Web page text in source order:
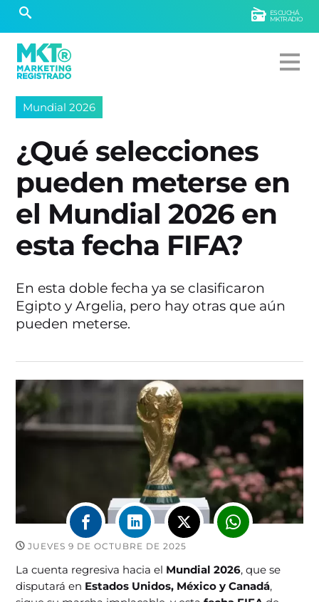
ESCUCHÁ
MKTRADIO
Mundial 2026
¿Qué selecciones
pueden meterse en
el Mundial 2026 en
esta fecha FIFA?
En esta doble fecha ya se clasificaron
Egipto y Argelia, pero hay otras que aún
pueden meterse.
JUEVES 9 DE OCTUBRE DE 2025
La cuenta regresiva hacia el Mundial 2026, que se
disputará en Estados Unidos, México y Canadá,